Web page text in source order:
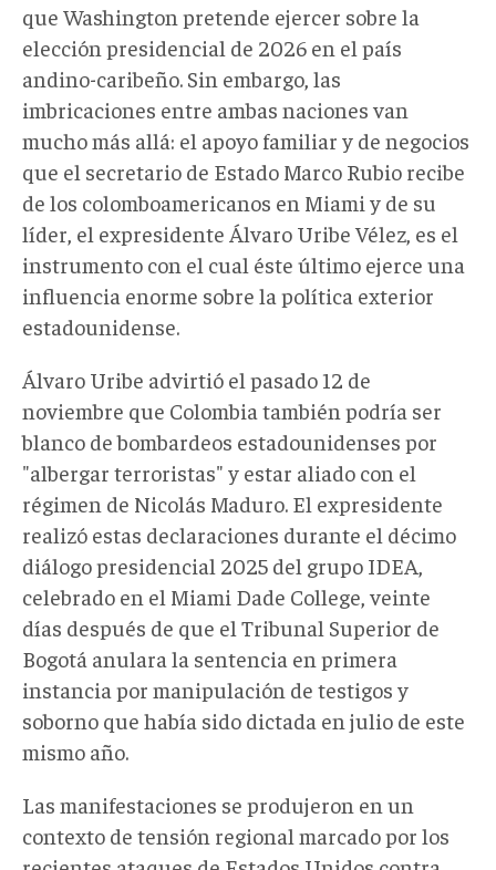
que Washington pretende ejercer sobre la
elección presidencial de 2026 en el país
andino-caribeño. Sin embargo, las
imbricaciones entre ambas naciones van
mucho más allá: el apoyo familiar y de negocios
que el secretario de Estado Marco Rubio recibe
de los colomboamericanos en Miami y de su
líder, el expresidente Álvaro Uribe Vélez, es el
instrumento con el cual éste último ejerce una
influencia enorme sobre la política exterior
estadounidense.
Álvaro Uribe advirtió el pasado 12 de
noviembre que Colombia también podría ser
blanco de bombardeos estadounidenses por
"albergar terroristas" y estar aliado con el
régimen de Nicolás Maduro. El expresidente
realizó estas declaraciones durante el décimo
diálogo presidencial 2025 del grupo IDEA,
celebrado en el Miami Dade College, veinte
días después de que el Tribunal Superior de
Bogotá anulara la sentencia en primera
instancia por manipulación de testigos y
soborno que había sido dictada en julio de este
mismo año.
Las manifestaciones se produjeron en un
contexto de tensión regional marcado por los